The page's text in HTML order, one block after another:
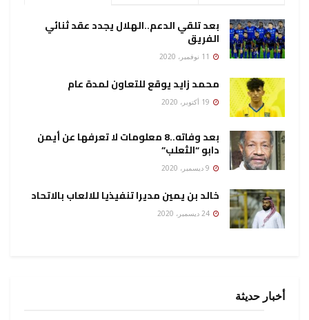
بعد تلقي الدعم..الهلال يجدد عقد ثنائي
الفريق
محمد زايد يوقع للتعاون لمدة عام
بعد وفاته..8 معلومات لا تعرفها عن أيمن
دابو “الثعلب”
خالد بن يمين مديرا تنفيذيا للالعاب بالاتحاد
أخبار حديثة